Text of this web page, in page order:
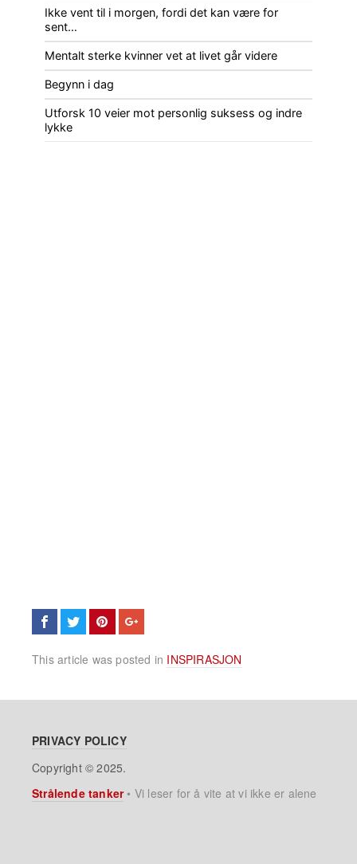
Ikke vent til i morgen, fordi det kan være for
sent…
Mentalt sterke kvinner vet at livet går videre
Begynn i dag
Utforsk 10 veier mot personlig suksess og indre
lykke
This article was posted in INSPIRASJON
PRIVACY POLICY
Copyright © 2025.
Strålende tanker• Vi leser for å vite at vi ikke er alene